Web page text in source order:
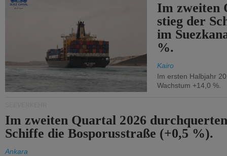
Im zweiten
stieg der
im
%.
Kairo
Im ersten Halbjahr
Wachstum +14,0 %.
Im zweiten Quartal 2026
Schiffe die Bosporusstraße (+0,5 %).
Ankara